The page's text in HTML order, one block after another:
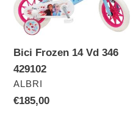
346
429102
Bici Frozen 14 Vd 346
429102
VENDITORE
ALBRI
Prezzo
€185,00